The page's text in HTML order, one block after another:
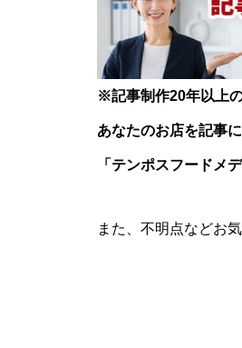
※記事制作20年以上
あなたのお店を記事
「テンポスフードメ
また、不明点などお